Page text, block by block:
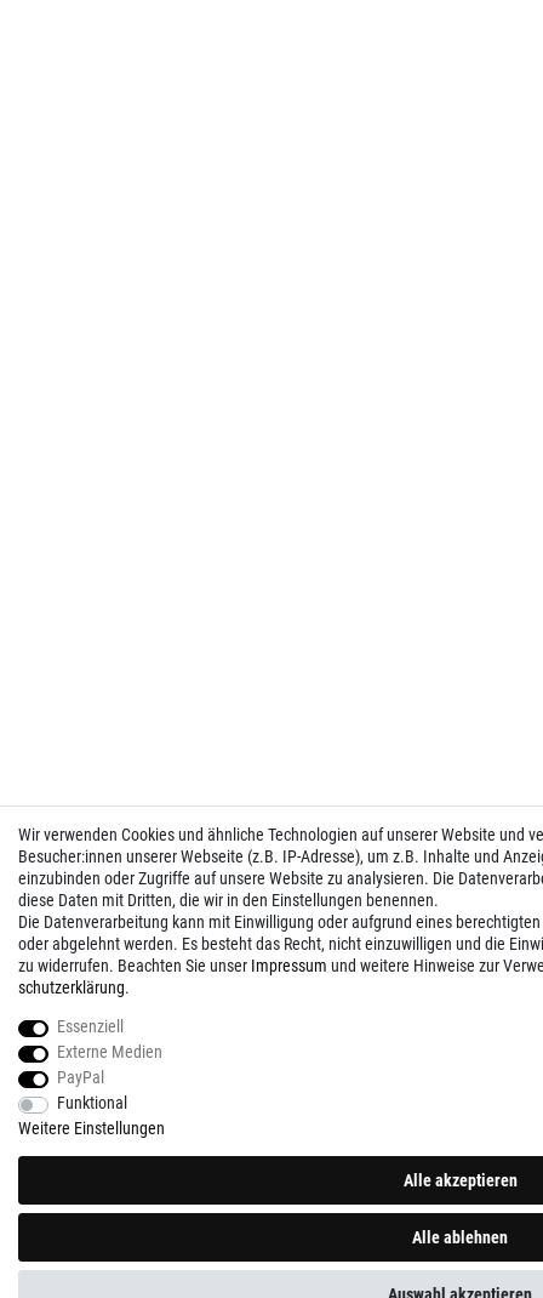
Wir verwenden Cookies und ähnliche Technologien auf unserer Website und
Besucher:innen unserer Webseite (z.B. IP-Adresse), um z.B. Inhalte und
einzubinden oder Zugriffe auf unsere Website zu analysieren. Die
diese Daten mit Dritten, die wir in den Einstellungen benennen.
Die Datenverarbeitung kann mit Einwilligung oder aufgrund eines
oder abgelehnt werden. Es besteht das Recht, nicht einzuwilligen und die
zu widerrufen. Beachten Sie unser Impressum und weitere Hinweise zur
schutz­erklärung.
Essenziell
Externe Medien
PayPal
Funktional
Weitere Einstellungen
Alle akzeptieren
Alle ablehnen
Auswahl akzeptieren